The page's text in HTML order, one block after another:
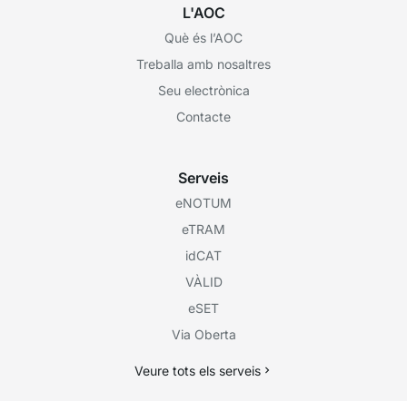
L'AOC
Què és l’AOC
Treballa amb nosaltres
Seu electrònica
Contacte
Serveis
eNOTUM
eTRAM
idCAT
VÀLID
eSET
Via Oberta
Veure tots els serveis